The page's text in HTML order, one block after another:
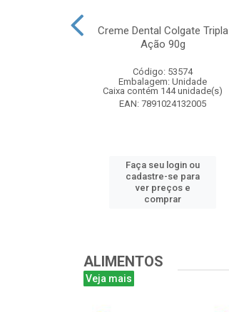
Creme Dental Colgate Tripla
Ação 90g
Código: 53574
Embalagem: Unidade
Caixa contém 144 unidade(s)
EAN: 7891024132005
Faça seu login ou
cadastre-se para
ver preços e
comprar
ALIMENTOS
Veja mais